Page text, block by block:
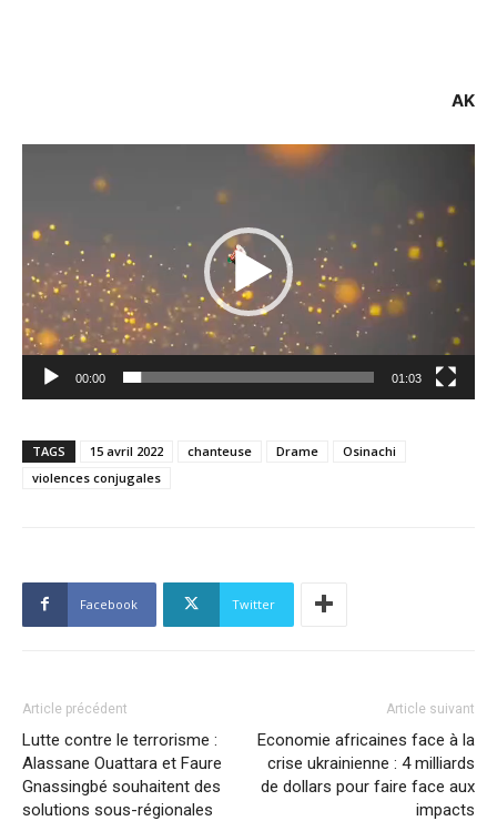
AK
Lecteur
00:00 01:03
TAGS 15 avril 2022 chanteuse Drame
Osinachi
violences conjugales
Facebook Twitter
Article précédent
Lutte contre le terrorisme :
Alassane Ouattara et Faure
Gnassingbé souhaitent des
solutions sous-régionales
Article suivant
Economie africaines face à la
crise ukrainienne : 4 milliards
de dollars pour faire face aux
impacts